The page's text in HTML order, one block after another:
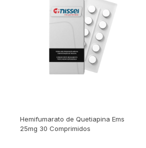
Hemifumarato de Quetiapina Ems
25mg 30 Comprimidos